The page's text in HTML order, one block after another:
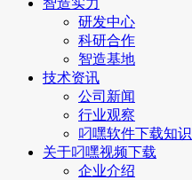
研发中心
科研合作
智造基地
技术资讯
公司新闻
行业观察
叼嘿软件下载知识
关于叼嘿视频下载
企业介绍